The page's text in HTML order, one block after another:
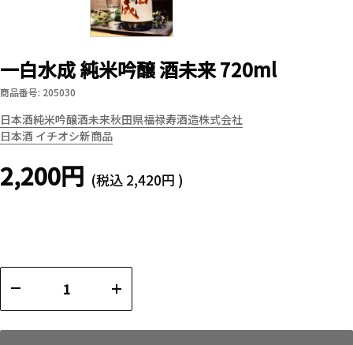
一白水成 純米吟醸 酒未来 720ml
商品番号: 205030
日本酒純米吟醸酒未来秋田県福禄寿酒造株式会社
日本酒 イチオシ新商品
2,200円 (税込 2,420円 )